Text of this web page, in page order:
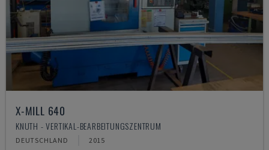
X-MILL 640
KNUTH - VERTIKAL-BEARBEITUNGSZENTRUM
DEUTSCHLAND 2015